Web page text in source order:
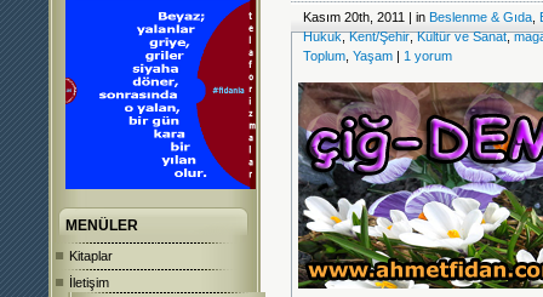
MENÜLER
Kitaplar
İletişim
Kasım 20th, 2011 | in Beslenme & Gıda
Hukuk,Kent/Şehir,Kültür ve Sanat,
Toplum Yaşam | 1 yorum